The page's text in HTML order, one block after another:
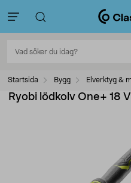
Startsida Bygg Elverktyg &
Ryobi lödkolv One+ 18